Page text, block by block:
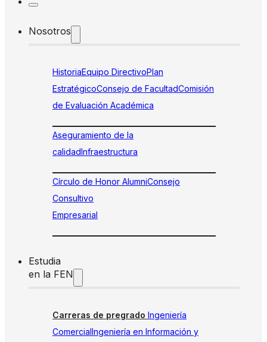
Nosotros
HistoriaEquipo DirectivoPlan
EstratégicoConsejo de FacultadComisión
de Evaluación Académica
Aseguramiento de la
calidadInfraestructura
Círculo de Honor AlumniConsejo
Consultivo
Empresarial
Estudia
en la FEN
Carreras de pregrado Ingeniería
ComercialIngeniería en Información y